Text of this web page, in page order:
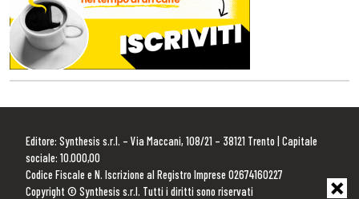
Editore: Synthesis s.r.l. – Via Maccani, 108/21 – 38121 Trento | Capitale
sociale: 10.000,00
Codice Fiscale e N. Iscrizione al Registro Imprese 02674160227
Copyright © Synthesis s.r.l. Tutti i diritti sono riservati